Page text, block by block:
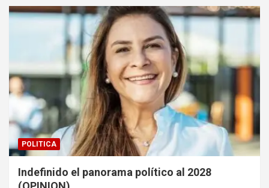
POLITICA
Indefinido el panorama político al 2028